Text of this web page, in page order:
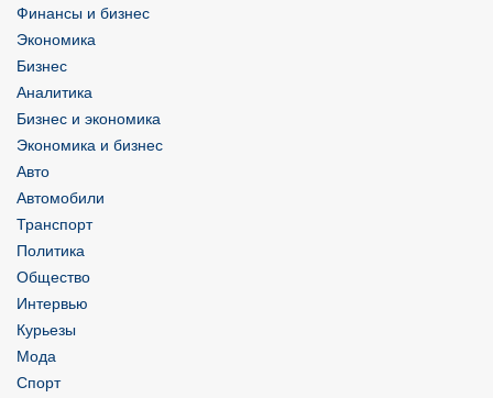
Финансы и бизнес
Экономика
Бизнес
Аналитика
Бизнес и экономика
Экономика и бизнес
Авто
Автомобили
Транспорт
Политика
Общество
Интервью
Курьезы
Мода
Спорт